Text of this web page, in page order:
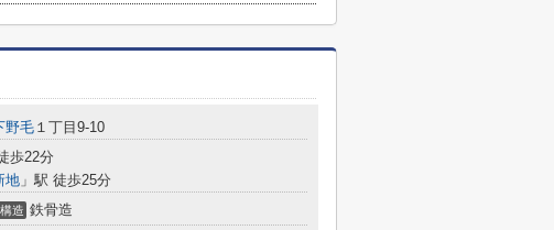
野毛 １丁目9-10
歩22分
地 」駅 徒歩25分
構造 鉄骨造